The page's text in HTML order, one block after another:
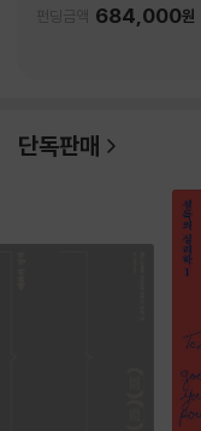
펀딩금액 684,000원
단독판매